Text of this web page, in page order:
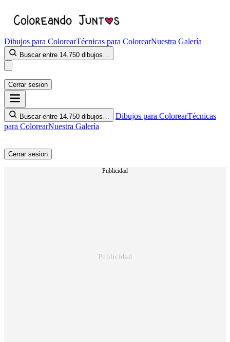
Dibujos para ColorearTécnicas para ColorearNuestra Galería
Buscar entre 14.750 dibujos…
Cerrar sesion
Buscar entre 14.750 dibujos… Dibujos para ColorearTécnicas
para ColorearNuestra Galería
Cerrar sesion
Publicidad